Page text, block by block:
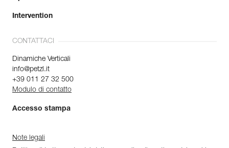
Intervention
CONTATTACI
Dinamiche Verticali
info@petzl.it
+39 011 27 32 500
Modulo di contatto
Accesso stampa
Note legali